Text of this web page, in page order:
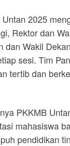
2025
Rektor dan
dan Wakil
sesi. Tim
tertib dan
PKKMB
mahasiswa
pendidikan